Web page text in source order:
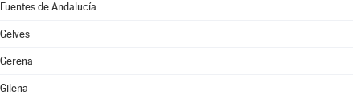
Fuentes de Andalucía
Gelves
Gerena
Gilena